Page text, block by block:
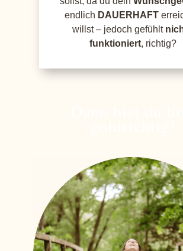
endlich DAUERHAFT
willst – jedoch gefühlt
funktioniert, richtig?